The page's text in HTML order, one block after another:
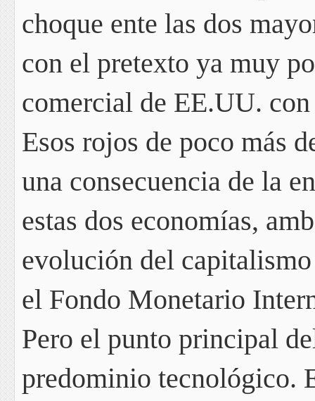
choque ente las dos
con el pretexto ya muy
comercial de EE.UU.
Esos rojos de poco más
una consecuencia de la
estas dos economías,
evolución del
el Fondo Monetario
Pero el punto principal
predominio tecnológico.